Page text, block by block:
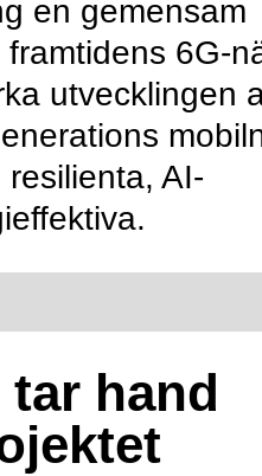
en gemensam
6G-
utvecklingen
AI-
hand